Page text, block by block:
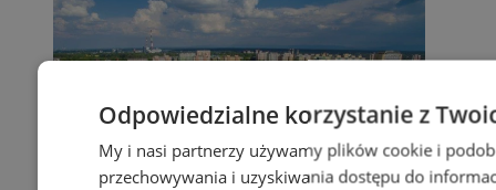
Odpowiedzialne korzystanie z
My i nasi partnerzy używamy plików cookie i
przechowywania i uzyskiwania dostępu do